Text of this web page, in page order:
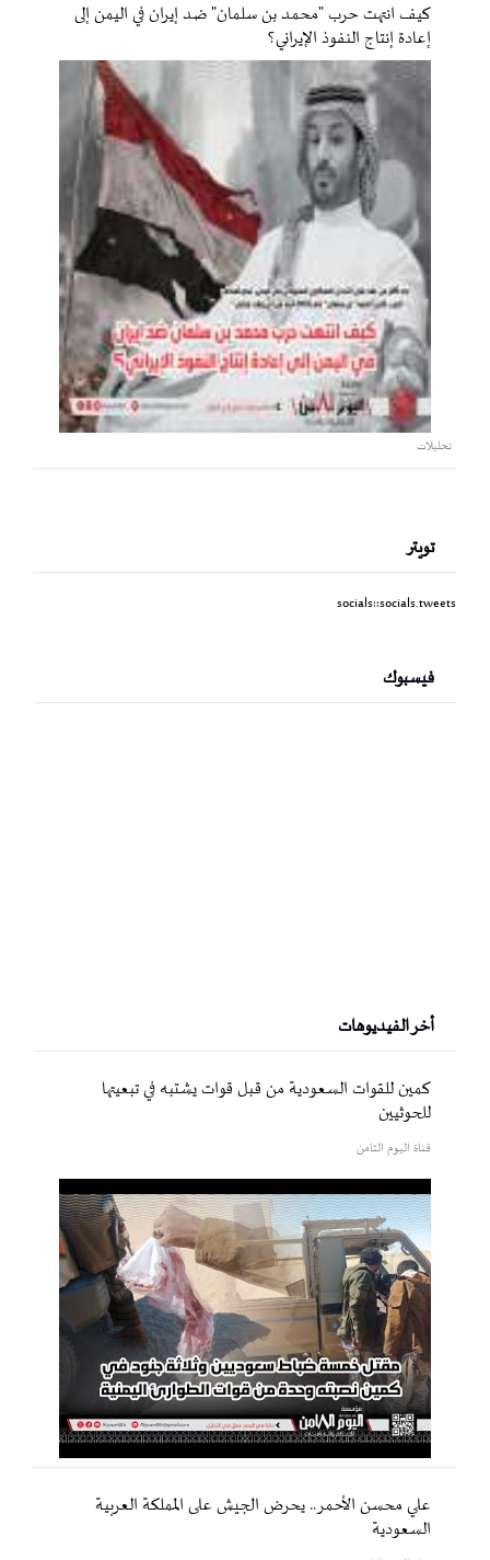
كيف انتهت حرب "محمد بن سلمان" ضد إيران في اليمن إلى
إعادة إنتاج النفوذ الإيراني؟
تحليلات
تويتر
socials::socials.tweets
فيسبوك
أخر الفيديوهات
كمين للقوات السعودية من قبل قوات يشتبه في تبعيتها
للحوثيين
قناة اليوم الثامن
علي محسن الأحمر.. يحرض الجيش على المملكة العربية
السعودية